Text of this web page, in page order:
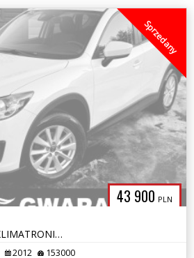
43 900 PLN
Sprzedany
2.0i 165KM NAVI ALU KLIMATRONIK BLIS 2xPDC Grz.Fotele OPŁATY GWARANCJA
2012 153000